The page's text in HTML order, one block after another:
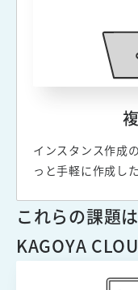
インスタンス作成
っと手軽に作成し
これらの課題は
KAGOYA